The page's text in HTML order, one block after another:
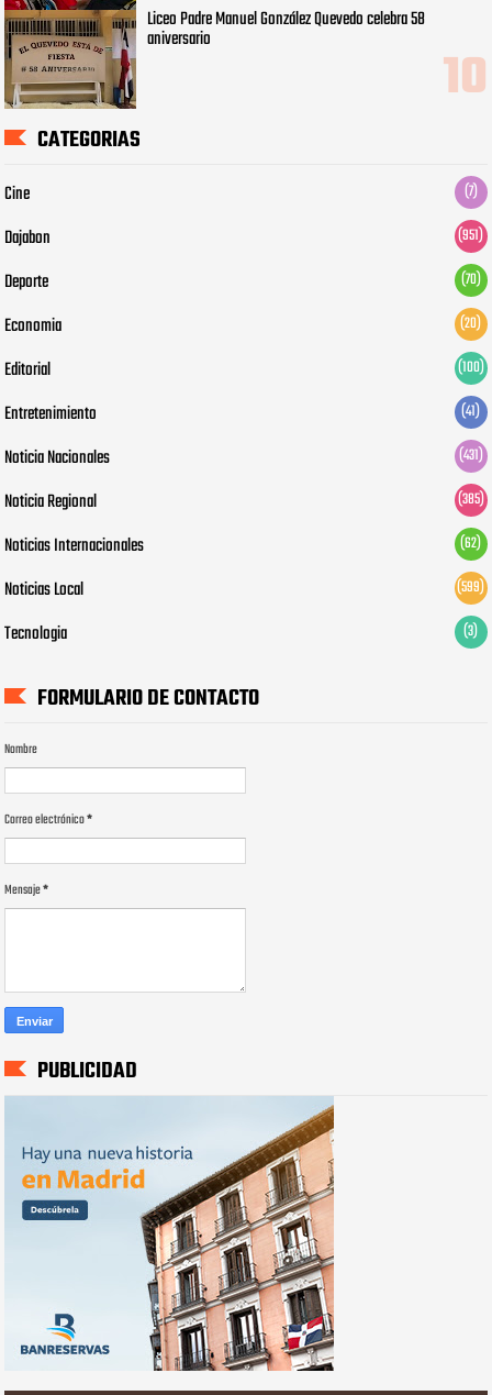
Liceo Padre Manuel González Quevedo celebra 58
aniversario
CATEGORIAS
Cine (7)
Dajabon (951)
Deporte (70)
Economia (20)
Editorial (100)
Entretenimiento (41)
Noticia Nacionales (431)
Noticia Regional (385)
Noticias Internacionales (62)
Noticias Local (599)
Tecnologia (3)
FORMULARIO DE CONTACTO
Nombre
Correo electrónico*
Mensaje*
PUBLICIDAD